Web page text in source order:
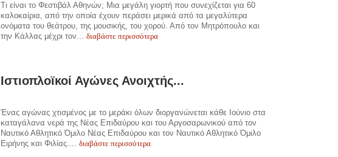
Τι είναι το Φεστιβάλ Αθηνών; Μια μεγάλη γιορτή που συνεχίζεται για 60
καλοκαίρια, από την οποία έχουν περάσει μερικά από τα μεγαλύτερα
ονόματα του θεάτρου, της μουσικής, του χορού. Από τον Μητρόπουλο και
την Κάλλας μέχρι τον...διαβάστε περισσότερα
Ιστιοπλοϊκοί Αγώνες Ανοιχτής...
Ένας αγώνας χτισμένος με το μεράκι όλων διοργανώνεται κάθε Ιούνιο στα
καταγάλανα νερά της Νέας Επιδαύρου και του Αργοσαρωνικού από τον
Ναυτικό Αθλητικό Όμιλο Νέας Επιδαύρου και τον Ναυτικό Αθλητικό Όμιλο
Ειρήνης και Φιλίας....διαβάστε περισσότερα